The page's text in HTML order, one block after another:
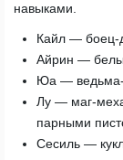
навыками.
Кайл — боец-
Айрин —
Юа — ведьма-
Лу — маг-
парными
Сесиль —